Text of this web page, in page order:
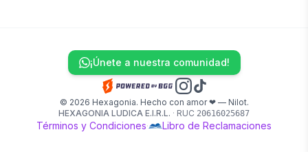
© 2026 Hexagonia. Hecho con amor ❤ — Nilot.
HEXAGONIA LUDICA E.I.R.L. · RUC 20616025687
Términos y Condiciones· Libro de Reclamaciones
¡Únete a nuestra comunidad!